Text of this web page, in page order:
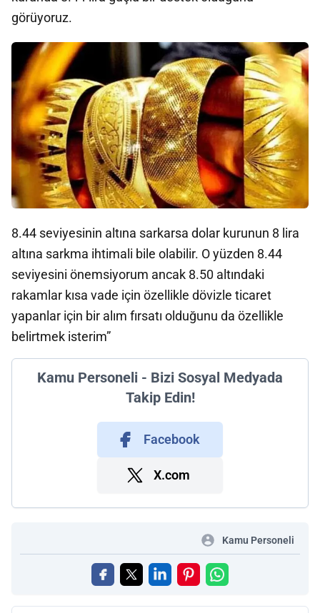
görüyoruz.
8.44 seviyesinin altına sarkarsa dolar kurunun 8 lira
altına sarkma ihtimali bile olabilir. O yüzden 8.44
seviyesini önemsiyorum ancak 8.50 altındaki
rakamlar kısa vade için özellikle dövizle ticaret
yapanlar için bir alım fırsatı olduğunu da özellikle
belirtmek isterim”
Kamu Personeli - Bizi Sosyal Medyada
Takip Edin!
Facebook
X.com
Kamu Personeli